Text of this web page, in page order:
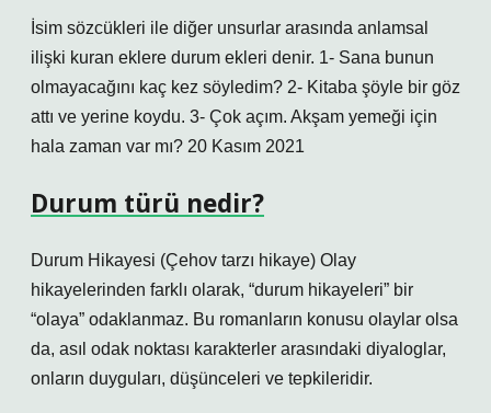
İsim sözcükleri ile diğer unsurlar arasında anlamsal
ilişki kuran eklere durum ekleri denir. 1- Sana bunun
olmayacağını kaç kez söyledim? 2- Kitaba şöyle bir göz
attı ve yerine koydu. 3- Çok açım. Akşam yemeği için
hala zaman var mı? 20 Kasım 2021
Durum türü nedir?
Durum Hikayesi (Çehov tarzı hikaye) Olay
hikayelerinden farklı olarak, “durum hikayeleri” bir
“olaya” odaklanmaz. Bu romanların konusu olaylar olsa
da, asıl odak noktası karakterler arasındaki diyaloglar,
onların duyguları, düşünceleri ve tepkileridir.